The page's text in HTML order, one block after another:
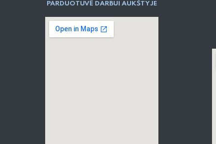
PARDUOTUVĖ DARBUI AUKŠTYJE